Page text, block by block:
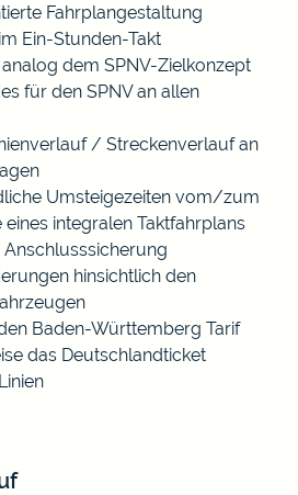
Fahrplangestaltung
Ein-Stunden-Takt
dem SPNV-Zielkonzept
für den SPNV an allen
/ Streckenverlauf an
Umsteigezeiten vom/zum
eines integralen Taktfahrplans
hinsichtlich den
Baden-Württemberg Tarif
das Deutschlandticket